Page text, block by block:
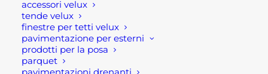
accessori velux
tende velux
finestre per tetti velux
pavimentazione per esterni
prodotti per la posa
parquet
n. 1 martello
n. 1 pinza universale
n. 1 forbice da elettricista
n.1 valigetta